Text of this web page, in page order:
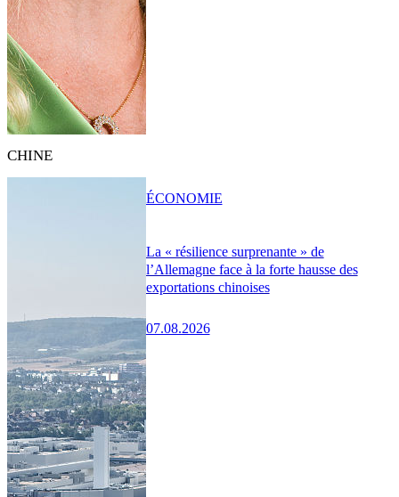
CHINE
La « résilience surprenante » de
l’Allemagne face à la forte hausse des
exportations chinoises
07.08.2026
ÉCONOMIE